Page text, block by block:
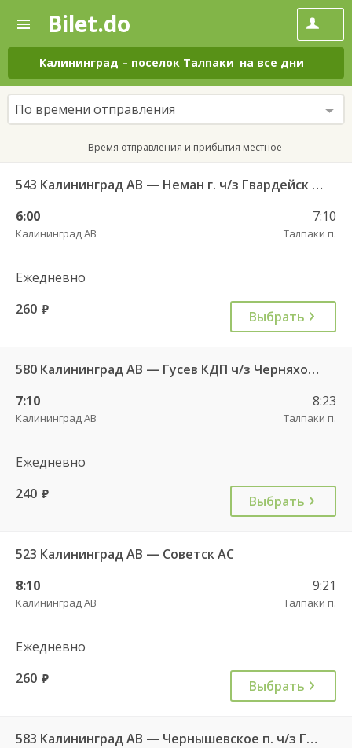
—
Поиск
и
покупка
билетов
на
автобус
онлайн
Bilet.do
Калининград – поселок Талпаки на все дни
По времени отправления
Время отправления и прибытия местное
543 Калининград АВ — Неман г. ч/з Гвардейск КДП, Большаково п.
6:00
Калининград АВ
7:10
Талпаки п.
Ежедневно
260 руб. Выбрать
580 Калининград АВ — Гусев КДП ч/з Черняховск АС
7:10
Калининград АВ
8:23
Талпаки п.
Ежедневно
240 руб. Выбрать
523 Калининград АВ — Советск АС
8:10
Калининград АВ
9:21
Талпаки п.
Ежедневно
260 руб. Выбрать
583 Калининград АВ — Чернышевское п. ч/з Гвардейск КДП, Черняховск АС